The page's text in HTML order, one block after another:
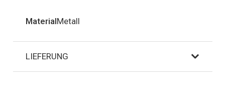
MaterialMetall
LIEFERUNG